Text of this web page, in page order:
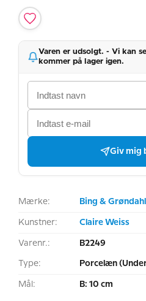
Varen er udsolgt. - Vi kan
kommer på lager igen.
Giv mig
Mærke: Bing & Grøndahl
Kunstner: Claire Weiss
Varenr.: B2249
Type: Porcelæn
Mål: B: 10 cm